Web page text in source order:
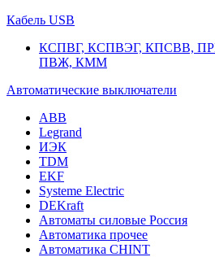
Кабель USB
КСПВГ, КСПВЭГ, КПСВВ,
ПВЖ, КММ
Автоматические выключатели
ABB
Legrand
ИЭК
TDM
EKF
Systeme Electric
DEKraft
Автоматы силовые Россия
Автоматика прочее
Автоматика CHINT